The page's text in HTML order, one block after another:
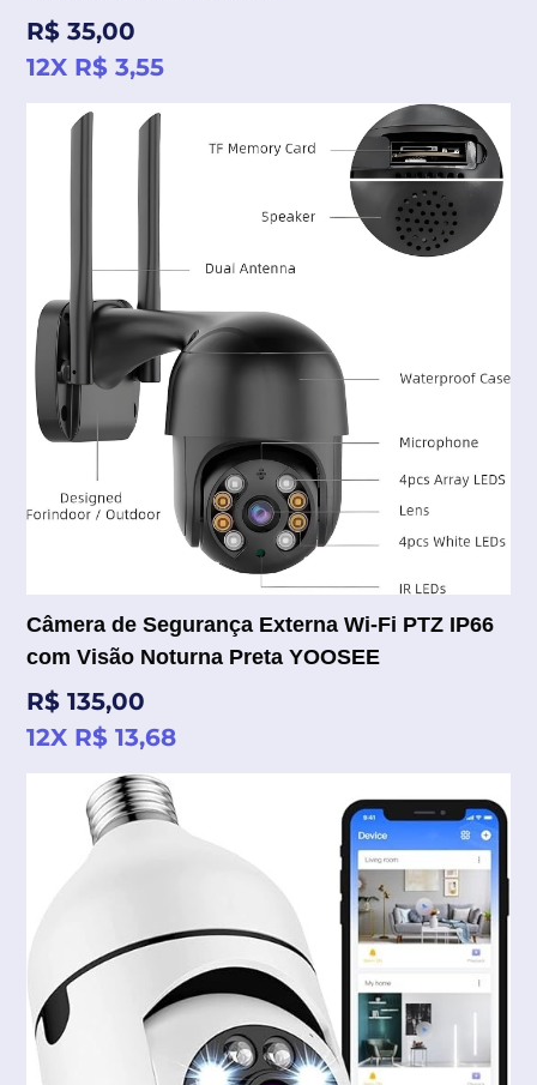
Preço
normal
R$ 35,00
12X R$ 3,55
Câmera de Segurança Externa Wi-Fi PTZ IP66
com Visão Noturna Preta YOOSEE
Preço
normal
R$ 135,00
12X R$ 13,68